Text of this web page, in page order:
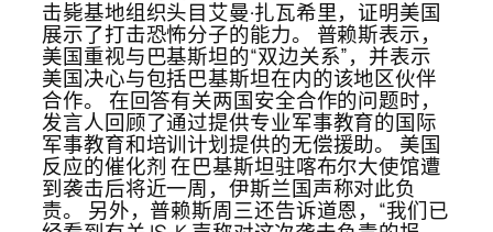
击毙基地组织头目艾曼·扎瓦希里，证明美国
展示了打击恐怖分子的能力。 普赖斯表示，
美国重视与巴基斯坦的“双边关系”，并表示
美国决心与包括巴基斯坦在内的该地区伙伴
合作。 在回答有关两国安全合作的问题时，
发言人回顾了通过提供专业军事教育的国际
军事教育和培训计划提供的无偿援助。 美国
反应的催化剂 在巴基斯坦驻喀布尔大使馆遭
到袭击后将近一周，伊斯兰国声称对此负
责。 另外，普赖斯周三还告诉道恩，“我们已